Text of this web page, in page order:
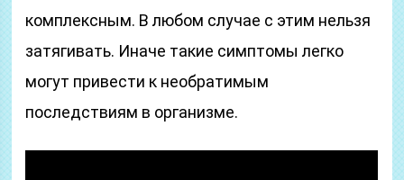
комплексным. В любом случае с этим нельзя
затягивать. Иначе такие симптомы легко
могут привести к необратимым
последствиям в организме.